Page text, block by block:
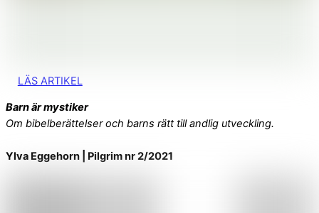
LÄS ARTIKEL
Barn är mystiker
Om bibelberättelser och barns rätt till andlig utveckling.
Ylva Eggehorn | Pilgrim nr 2/2021